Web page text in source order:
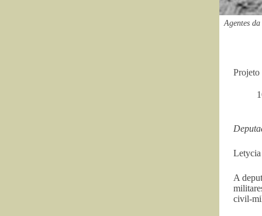
Agentes
Projeto
A
civil-